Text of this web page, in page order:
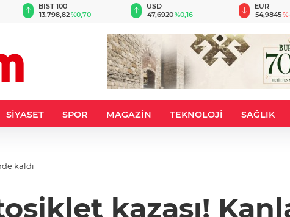
BIST 100
13.798,82%0,70
USD
47,6920%0,16
EUR
54,9845
SİYASET SPOR MAGAZİN TEKNOLOJİ SAĞLIK
kaldı
kazası!